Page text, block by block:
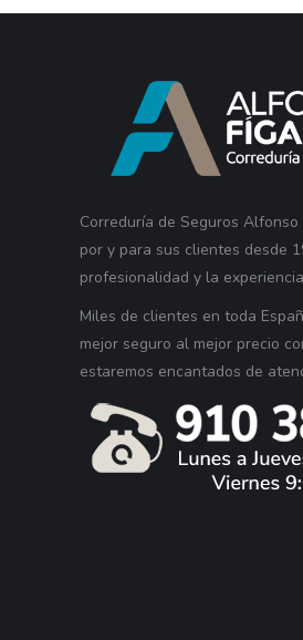
Correduría de Seguros
por y para sus clientes desde
profesionalidad y la
Miles de clientes en toda
mejor seguro al mejor precio
estaremos encantados de